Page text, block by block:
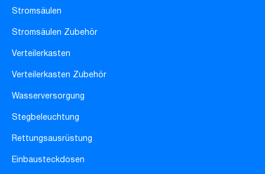
Stromsäulen
Stromsäulen Zubehör
Verteilerkasten
Verteilerkasten Zubehör
Wasserversorgung
Stegbeleuchtung
Rettungsausrüstung
Einbausteckdosen